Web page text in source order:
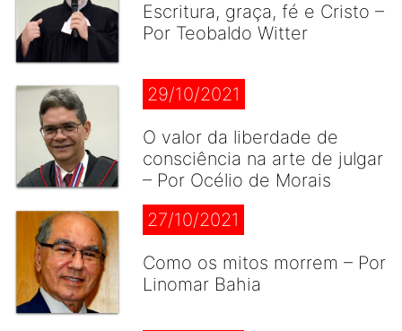
Escritura, graça, fé e Cristo –
Por Teobaldo Witter
29/10/2021
O valor da liberdade de
consciência na arte de julgar
– Por Océlio de Morais
27/10/2021
Como os mitos morrem – Por
Linomar Bahia